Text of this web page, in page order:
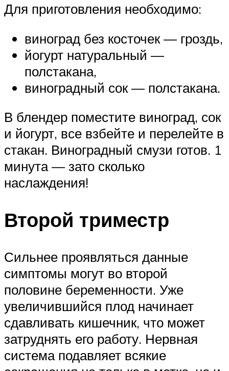
Для приготовления необходимо:
виноград без косточек — гроздь,
йогурт натуральный —
полстакана,
виноградный сок — полстакана.
В блендер поместите виноград, сок
и йогурт, все взбейте и перелейте в
стакан. Виноградный смузи готов. 1
минута — зато сколько
наслаждения!
Второй триместр
Сильнее проявляться данные
симптомы могут во второй
половине беременности. Уже
увеличившийся плод начинает
сдавливать кишечник, что может
затруднять его работу. Нервная
система подавляет всякие